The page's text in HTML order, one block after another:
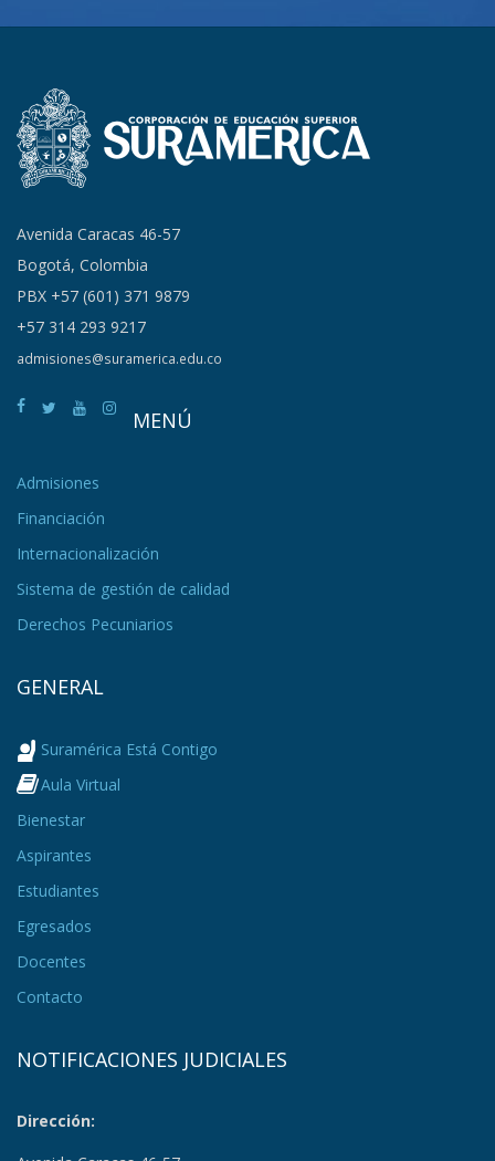
Avenida Caracas 46-57
Bogotá, Colombia
PBX +57 (601) 371 9879
+57 314 293 9217
admisiones@suramerica.edu.co
MENÚ
Admisiones
Financiación
Internacionalización
Sistema de gestión de calidad
Derechos Pecuniarios
GENERAL
Suramérica Está Contigo
Aula Virtual
Bienestar
Aspirantes
Estudiantes
Egresados
Docentes
Contacto
NOTIFICACIONES JUDICIALES
Dirección: